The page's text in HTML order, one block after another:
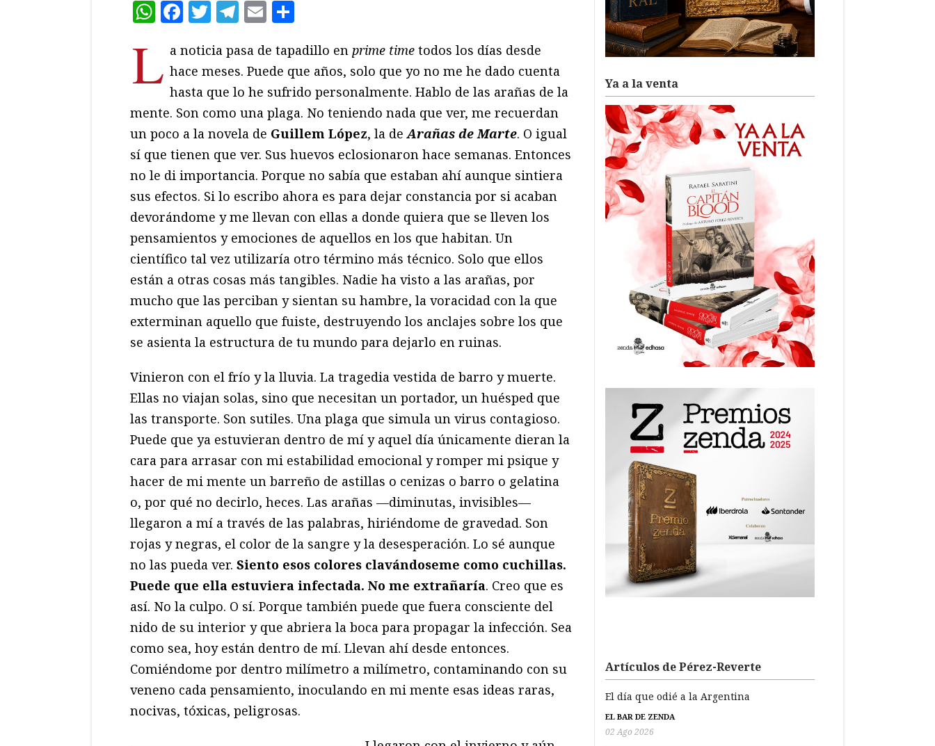
WhatsApp
Facebook
Twitter
Telegram
Email
L a noticia pasa de tapadillo en prime time todos los días desde
hace meses. Puede que años, solo que yo no me he dado cuenta
hasta que lo he sufrido personalmente. Hablo de las arañas de la
mente. Son como una plaga. No teniendo nada que ver, me recuerdan
un poco a la novela de Guillem López, la deArañas de Marte. O igual
sí que tienen que ver. Sus huevos eclosionaron hace semanas. Entonces
no le di importancia. Porque no sabía que estaban ahí aunque sintiera
sus efectos. Si lo escribo ahora es para dejar constancia por si acaban
devorándome y me llevan con ellas a donde quiera que se lleven los
pensamientos y emociones de aquellos en los que habitan. Un
científico tal vez utilizaría otro término más técnico. Solo que ellos
están a otras cosas más tangibles. Nadie ha visto a las arañas, por
mucho que las perciban y sientan su hambre, la voracidad con la que
exterminan aquello que fuiste, destruyendo los anclajes sobre los que
se asienta la estructura de tu mundo para dejarlo en ruinas.
Vinieron con el frío y la lluvia. La tragedia vestida de barro y muerte.
Ellas no viajan solas, sino que necesitan un portador, un huésped que
las transporte. Son sutiles. Una plaga que simula un virus contagioso.
Puede que ya estuvieran dentro de mí y aquel día únicamente dieran la
cara para arrasar con mi estabilidad emocional y romper mi psique y
hacer de mi mente un barreño de astillas o cenizas o barro o gelatina
o, por qué no decirlo, heces. Las arañas —diminutas, invisibles—
llegaron a mí a través de las palabras, hiriéndome de gravedad. Son
rojas y negras, el color de la sangre y la desesperación. Lo sé aunque
no las pueda ver. Siento esos colores clavándoseme como cuchillas.
Puede que ella estuviera infectada. No me extrañaría. Creo que es
así. No la culpo. O sí. Porque también puede que fuera consciente del
nido de su interior y que abriera la boca para propagar la infección. Sea
como sea, hoy están dentro de mí. Llevan ahí desde entonces.
Comiéndome por dentro milímetro a milímetro, contaminando con su
veneno cada pensamiento, inoculando en mi mente esas ideas raras,
nocivas, tóxicas, peligrosas.
Ya a la venta
Artículos de Pérez-Reverte
El día que odié a la Argentina
EL BAR DE ZENDA
02 Ago 2026